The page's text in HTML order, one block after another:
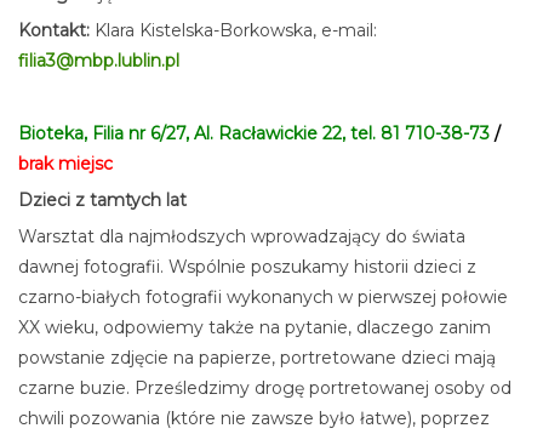
Kontakt: Klara Kistelska-Borkowska, e-mail:
filia3@mbp.lublin.pl
Bioteka, Filia nr 6/27, Al. Racławickie 22, tel. 81 710-38-73 /
brak miejsc
Dzieci z tamtych lat
Warsztat dla najmłodszych wprowadzający do świata
dawnej fotografii. Wspólnie poszukamy historii dzieci z
czarno-białych fotografii wykonanych w pierwszej połowie
XX wieku, odpowiemy także na pytanie, dlaczego zanim
powstanie zdjęcie na papierze, portretowane dzieci mają
czarne buzie. Prześledzimy drogę portretowanej osoby od
chwili pozowania (które nie zawsze było łatwe), poprzez